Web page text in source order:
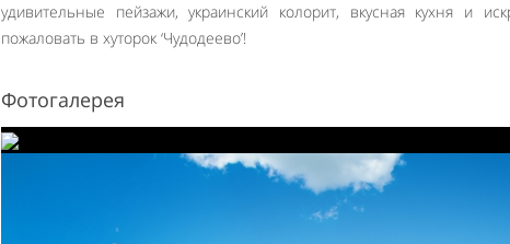
удивительные пейзажи, украинский колорит, вкусная кухня и
пожаловать в хуторок ‘Чудодеево’!
Фотогалерея